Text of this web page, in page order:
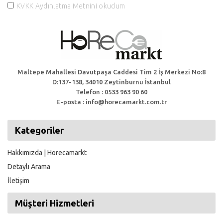
KVKK Aydınlatma Metnini okudum
Maltepe Mahallesi Davutpaşa Caddesi Tim 2 İş Merkezi No:8
D:137-138, 34010 Zeytinburnu İstanbul
Telefon : 0533 963 90 60
E-posta : info@horecamarkt.com.tr
Kategoriler
Hakkımızda | Horecamarkt
Detaylı Arama
İletişim
Müşteri Hizmetleri